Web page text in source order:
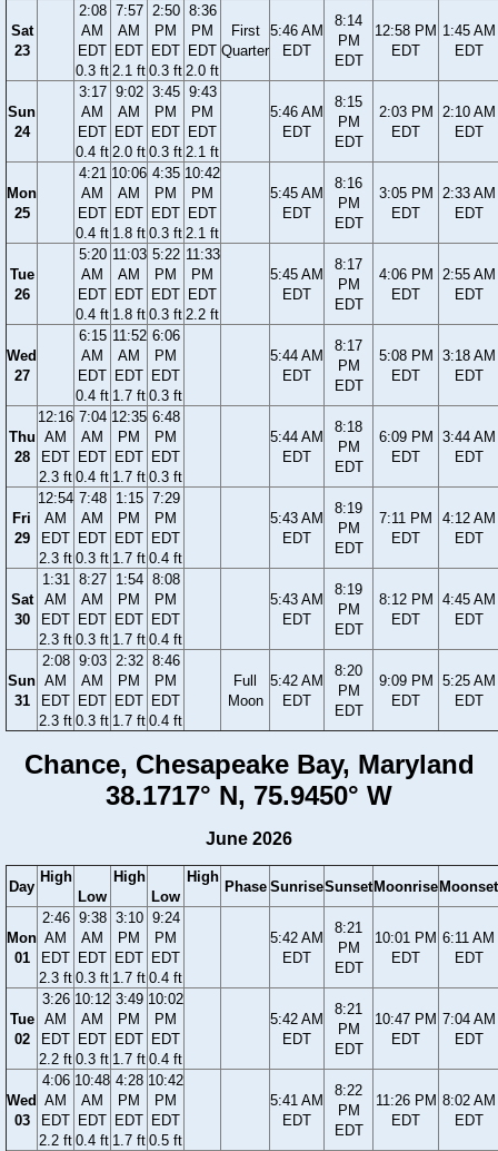
Sat
23
2:08
AM
EDT
0.3 ft
7:57
AM
EDT
2.1 ft
2:50
PM
EDT
0.3 ft
8:36
PM
EDT
2.0 ft
First
Quarter
5:46 AM
EDT
8:14
PM
EDT
12:58 PM
EDT
1:45 AM
EDT
Sun
24
3:17
AM
EDT
0.4 ft
9:02
AM
EDT
2.0 ft
3:45
PM
EDT
0.3 ft
9:43
PM
EDT
2.1 ft
5:46 AM
EDT
8:15
PM
EDT
2:03 PM
EDT
2:10 AM
EDT
Mon
25
4:21
AM
EDT
0.4 ft
10:06
AM
EDT
1.8 ft
4:35
PM
EDT
0.3 ft
10:42
PM
EDT
2.1 ft
5:45 AM
EDT
8:16
PM
EDT
3:05 PM
EDT
2:33 AM
EDT
Tue
26
5:20
AM
EDT
0.4 ft
11:03
AM
EDT
1.8 ft
5:22
PM
EDT
0.3 ft
11:33
PM
EDT
2.2 ft
5:45 AM
EDT
8:17
PM
EDT
4:06 PM
EDT
2:55 AM
EDT
Wed
27
6:15
AM
EDT
0.4 ft
11:52
AM
EDT
1.7 ft
6:06
PM
EDT
0.3 ft
5:44 AM
EDT
8:17
PM
EDT
5:08 PM
EDT
3:18 AM
EDT
Thu
28
12:16
AM
EDT
2.3 ft
7:04
AM
EDT
0.4 ft
12:35
PM
EDT
1.7 ft
6:48
PM
EDT
0.3 ft
5:44 AM
EDT
8:18
PM
EDT
6:09 PM
EDT
3:44 AM
EDT
Fri
29
12:54
AM
EDT
2.3 ft
7:48
AM
EDT
0.3 ft
1:15
PM
EDT
1.7 ft
7:29
PM
EDT
0.4 ft
5:43 AM
EDT
8:19
PM
EDT
7:11 PM
EDT
4:12 AM
EDT
Sat
30
1:31
AM
EDT
2.3 ft
8:27
AM
EDT
0.3 ft
1:54
PM
EDT
1.7 ft
8:08
PM
EDT
0.4 ft
5:43 AM
EDT
8:19
PM
EDT
8:12 PM
EDT
4:45 AM
EDT
Sun
31
2:08
AM
EDT
2.3 ft
9:03
AM
EDT
0.3 ft
2:32
PM
EDT
1.7 ft
8:46
PM
EDT
0.4 ft
Full
Moon
5:42 AM
EDT
8:20
PM
EDT
9:09 PM
EDT
5:25 AM
EDT
Chance, Chesapeake Bay, Maryland
38.1717° N, 75.9450° W
June 2026
Day
High
Low
High
Low
High
Phase SunriseSunsetMoonriseMoonset
Mon
01
2:46
AM
EDT
2.3 ft
9:38
AM
EDT
0.3 ft
3:10
PM
EDT
1.7 ft
9:24
PM
EDT
0.4 ft
5:42 AM
EDT
8:21
PM
EDT
10:01 PM
EDT
6:11 AM
EDT
Tue
02
3:26
AM
EDT
2.2 ft
10:12
AM
EDT
0.3 ft
3:49
PM
EDT
1.7 ft
10:02
PM
EDT
0.4 ft
5:42 AM
EDT
8:21
PM
EDT
10:47 PM
EDT
7:04 AM
EDT
Wed
03
4:06
AM
EDT
2.2 ft
10:48
AM
EDT
0.4 ft
4:28
PM
EDT
1.7 ft
10:42
PM
EDT
0.5 ft
5:41 AM
EDT
8:22
PM
EDT
11:26 PM
EDT
8:02 AM
EDT